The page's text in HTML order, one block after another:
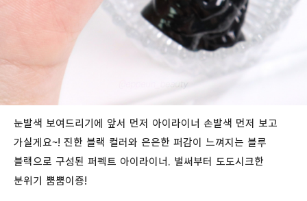
눈발색 보여드리기에 앞서 먼저 아이라이너 손발색 먼저 보고
가실게요~! 진한 블랙 컬러와 은은한 퍼감이 느껴지는 블루
블랙으로 구성된 퍼펙트 아이라이너. 벌써부터 도도시크한
분위기 뿜뿜이죵!